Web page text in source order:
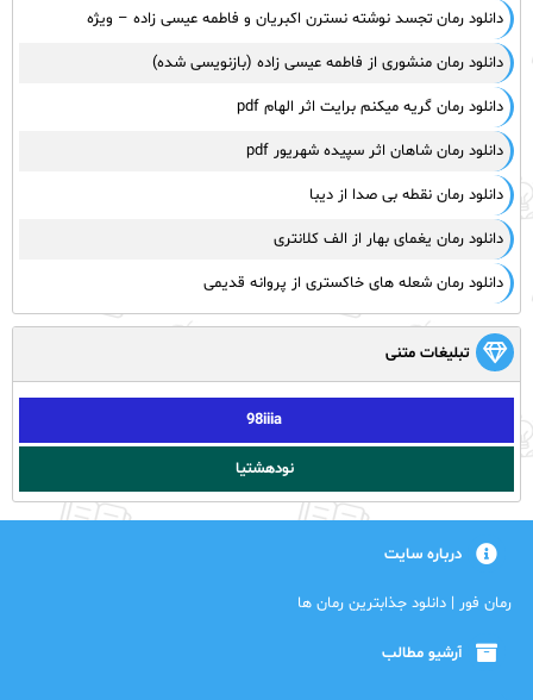
دانلود رمان تجسد نوشته نسترن اکبریان و فاطمه عیسی زاده – ویژه
دانلود رمان منشوری از فاطمه عیسی زاده (بازنویسی شده)
دانلود رمان گریه میکنم برایت اثر الهام pdf
دانلود رمان شاهان اثر سپیده شهریور pdf
دانلود رمان نقطه بی صدا از دیبا
دانلود رمان یغمای بهار از الف کلانتری
دانلود رمان شعله های خاکستری از پروانه قدیمی
تبلیغات متنی
98iiia
نودهشتیا
درباره سایت
رمان فور | دانلود جذابترین رمان ها
آرشیو مطالب